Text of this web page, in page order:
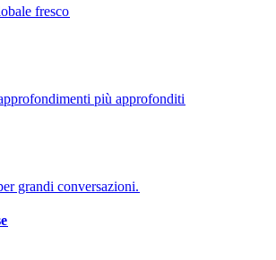
fresco​​
più approfonditi​​
grandi conversazioni.​​